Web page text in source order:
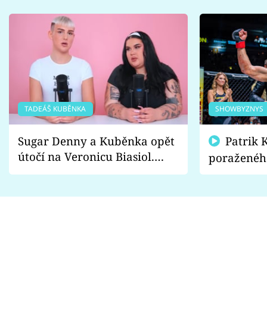
TADEÁŠ KUBĚNKA
Sugar Denny a Kuběnka opět
útočí na Veronicu Biasiol.
Proč je podle nich falešná a
SHOWBYZNYS
fanoušci